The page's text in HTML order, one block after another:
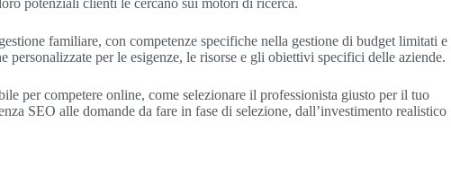
potenziali clienti le cercano sui motori di ricerca.
familiare, con competenze specifiche nella gestione di budget limitati e
per le esigenze, le risorse e gli obiettivi specifici delle aziende.
per competere online, come selezionare il professionista giusto per il tuo
SEO alle domande da fare in fase di selezione, dall’investimento realistico